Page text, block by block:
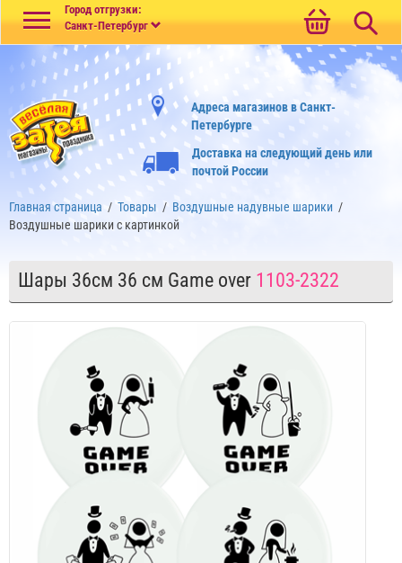
Город отгрузки:
Санкт-Петербург
Адреса магазинов в Санкт-
Петербурге
Доставка на следующий день или
почтой России
Главная страница / Товары / Воздушные надувные шарики /
Воздушные шарики с картинкой
Шары 36см 36 см Game over 1103-2322